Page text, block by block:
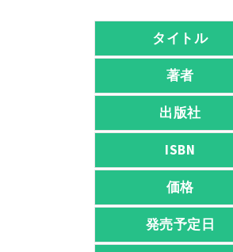
タイトル
著者
出版社
ISBN
価格
発売予定日